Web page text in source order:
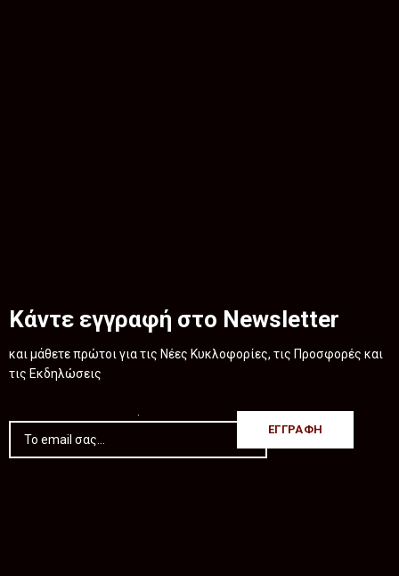
Κάντε εγγραφή στο Newsletter
και μάθετε πρώτοι για τις Νέες Κυκλοφορίες, τις Προσφορές και
τις Εκδηλώσεις
.